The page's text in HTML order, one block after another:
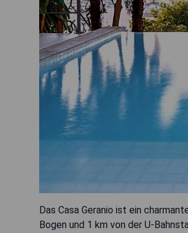
Das Casa Geranio ist ein
Bogen und 1 km von der U-